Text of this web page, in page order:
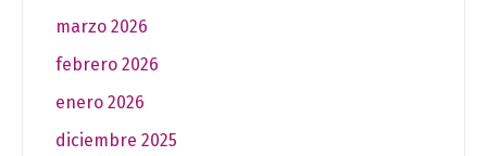
marzo 2026
febrero 2026
enero 2026
diciembre 2025